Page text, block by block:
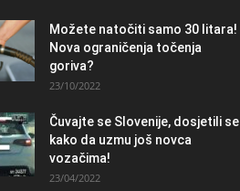
Možete natočiti samo 30 litara!
Nova ograničenja točenja
goriva?
23/10/2022
Čuvajte se Slovenije, dosjetili se
kako da uzmu još novca
vozačima!
23/04/2022